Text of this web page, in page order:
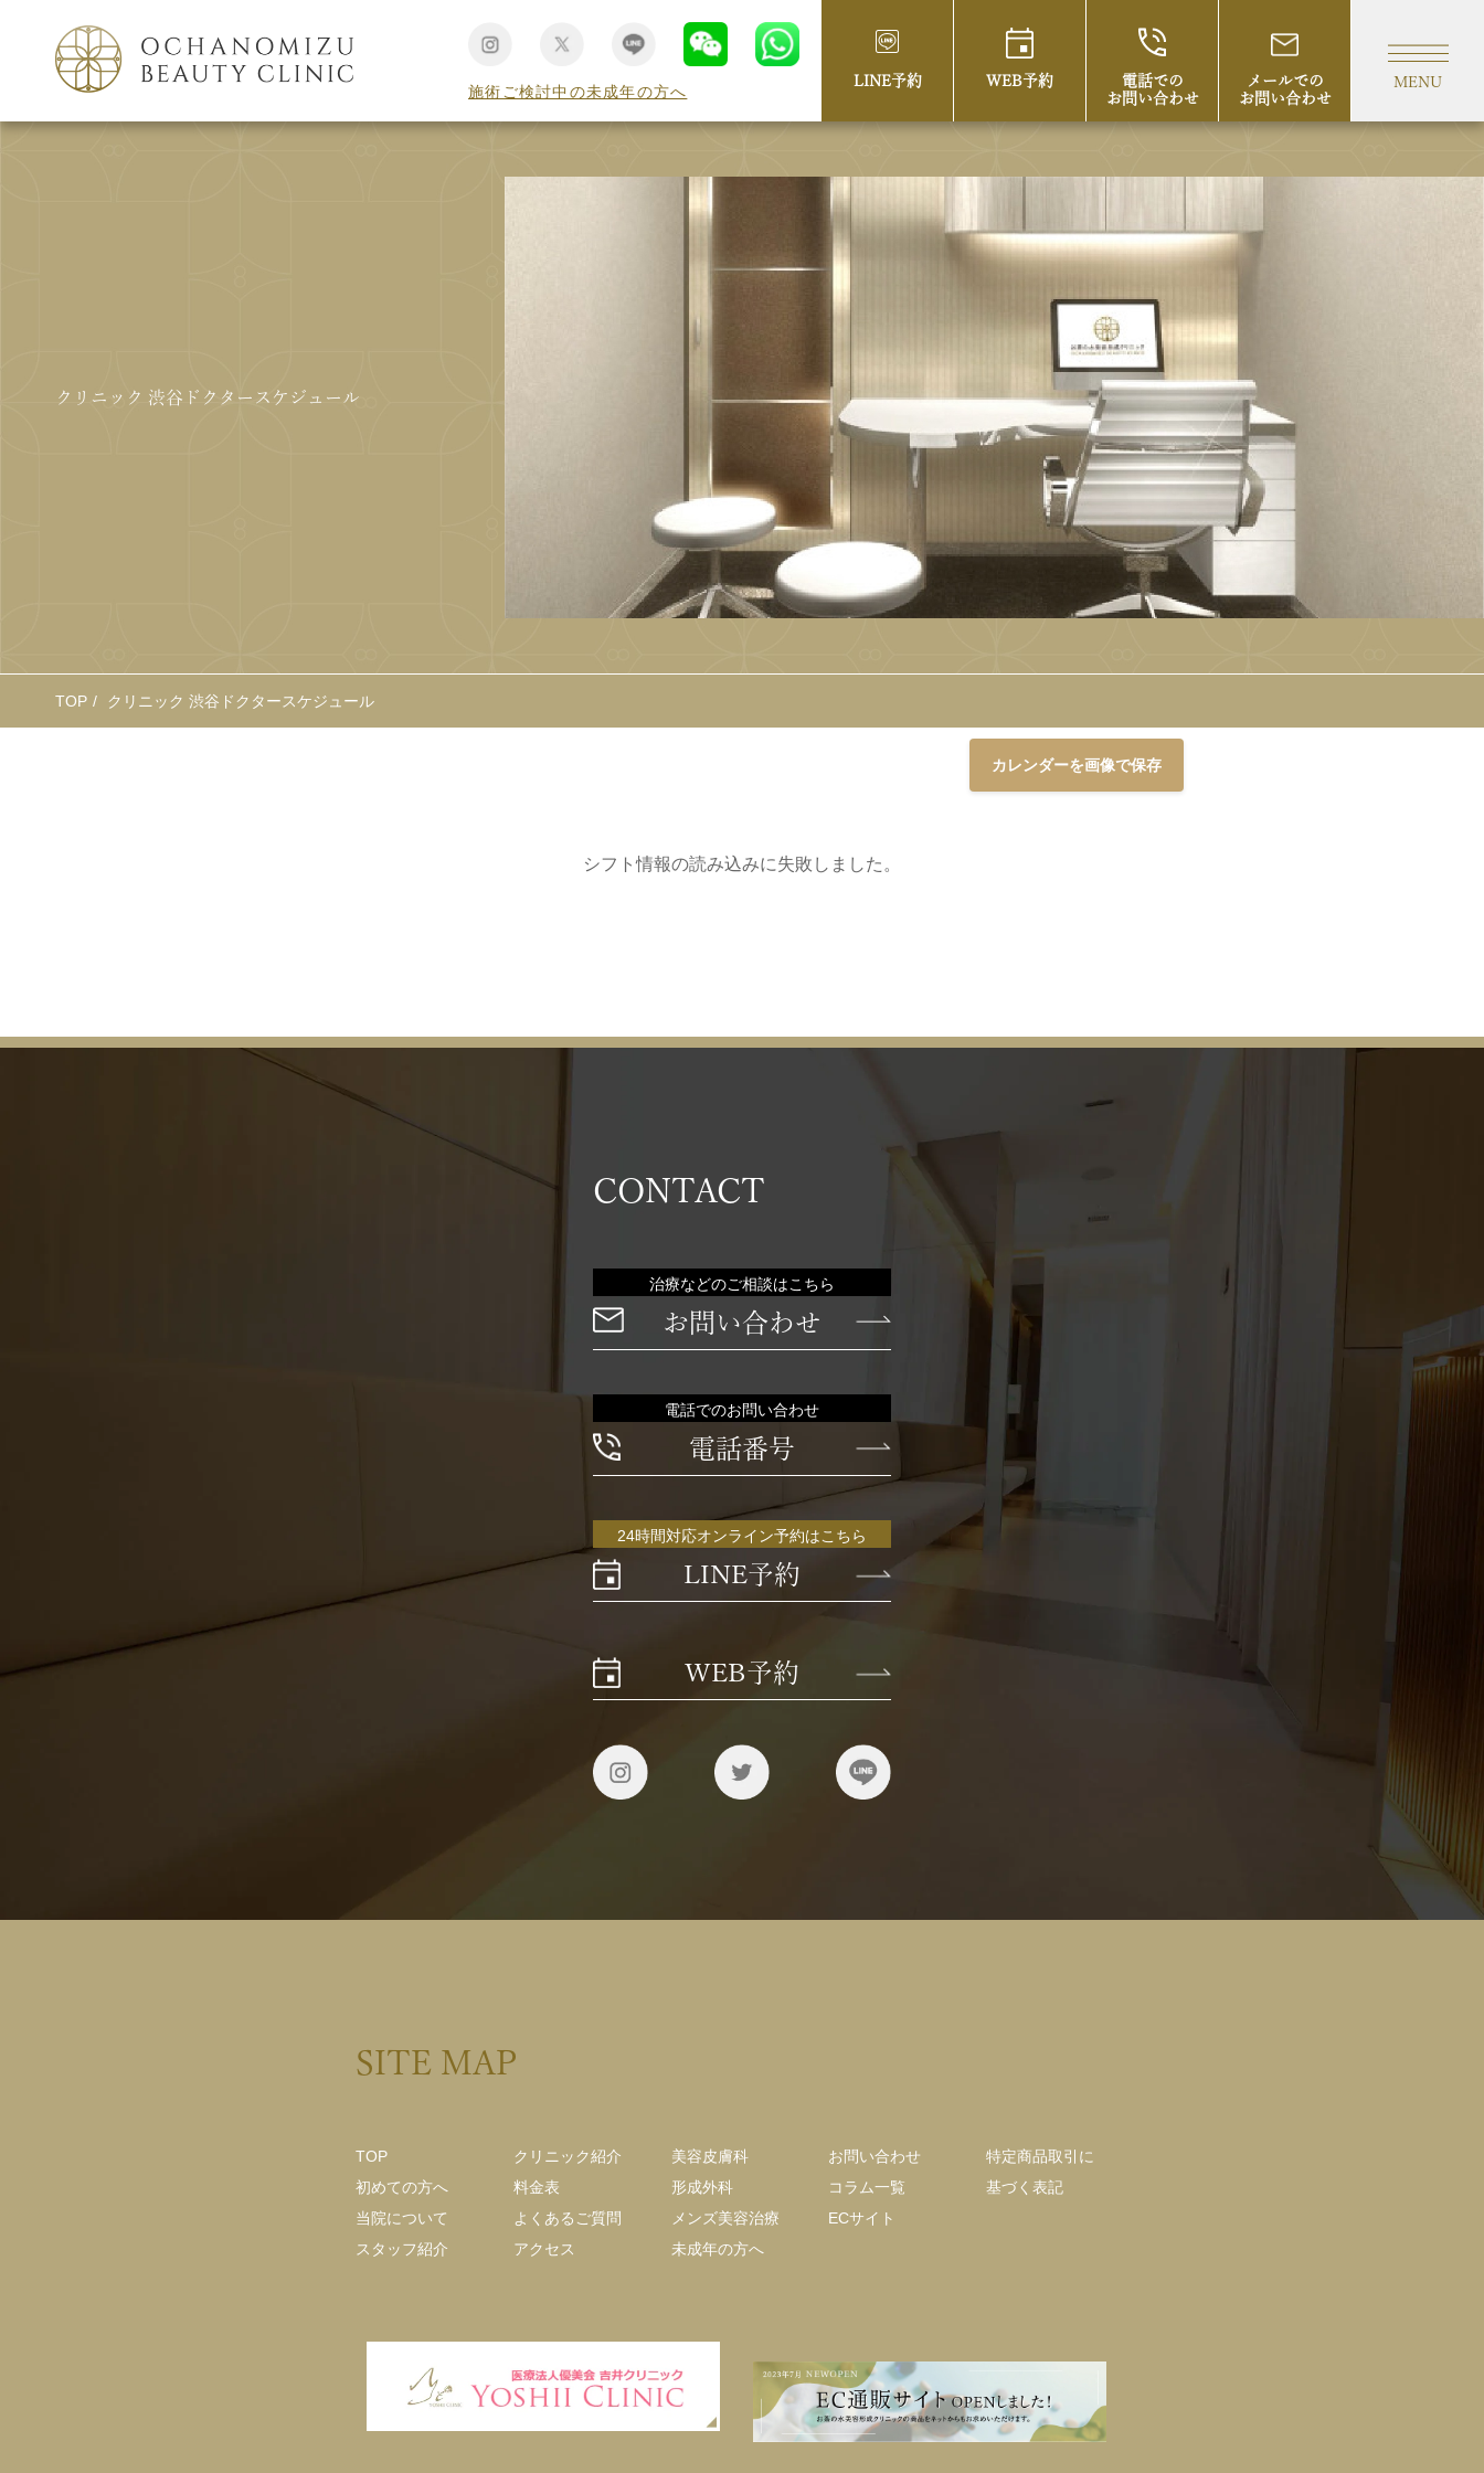
施術ご検討中の未成年の方へ
LINE予約 WEB予約
電話での
お問い合わせ
メールでの
お問い合わせ
MENU
クリニック 渋谷ドクタースケジュール
TOP クリニック 渋谷ドクタースケジュール
カレンダーを画像で保存
シフト情報の読み込みに失敗しました。
CONTACT
治療などのご相談はこちら
お問い合わせ
電話でのお問い合わせ
電話番号
24時間対応オンライン予約はこちら
LINE予約
WEB予約
SITE MAP
TOP
初めての方へ
当院について
スタッフ紹介
クリニック紹介
料金表
よくあるご質問
アクセス
美容皮膚科
形成外科
メンズ美容治療
未成年の方へ
お問い合わせ
コラム一覧
ECサイト
特定商品取引に
基づく表記